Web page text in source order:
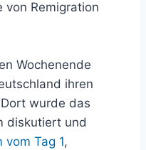
von Remigration
Wochenende
ihren
wurde das
diskutiert und
vom Tag 1,